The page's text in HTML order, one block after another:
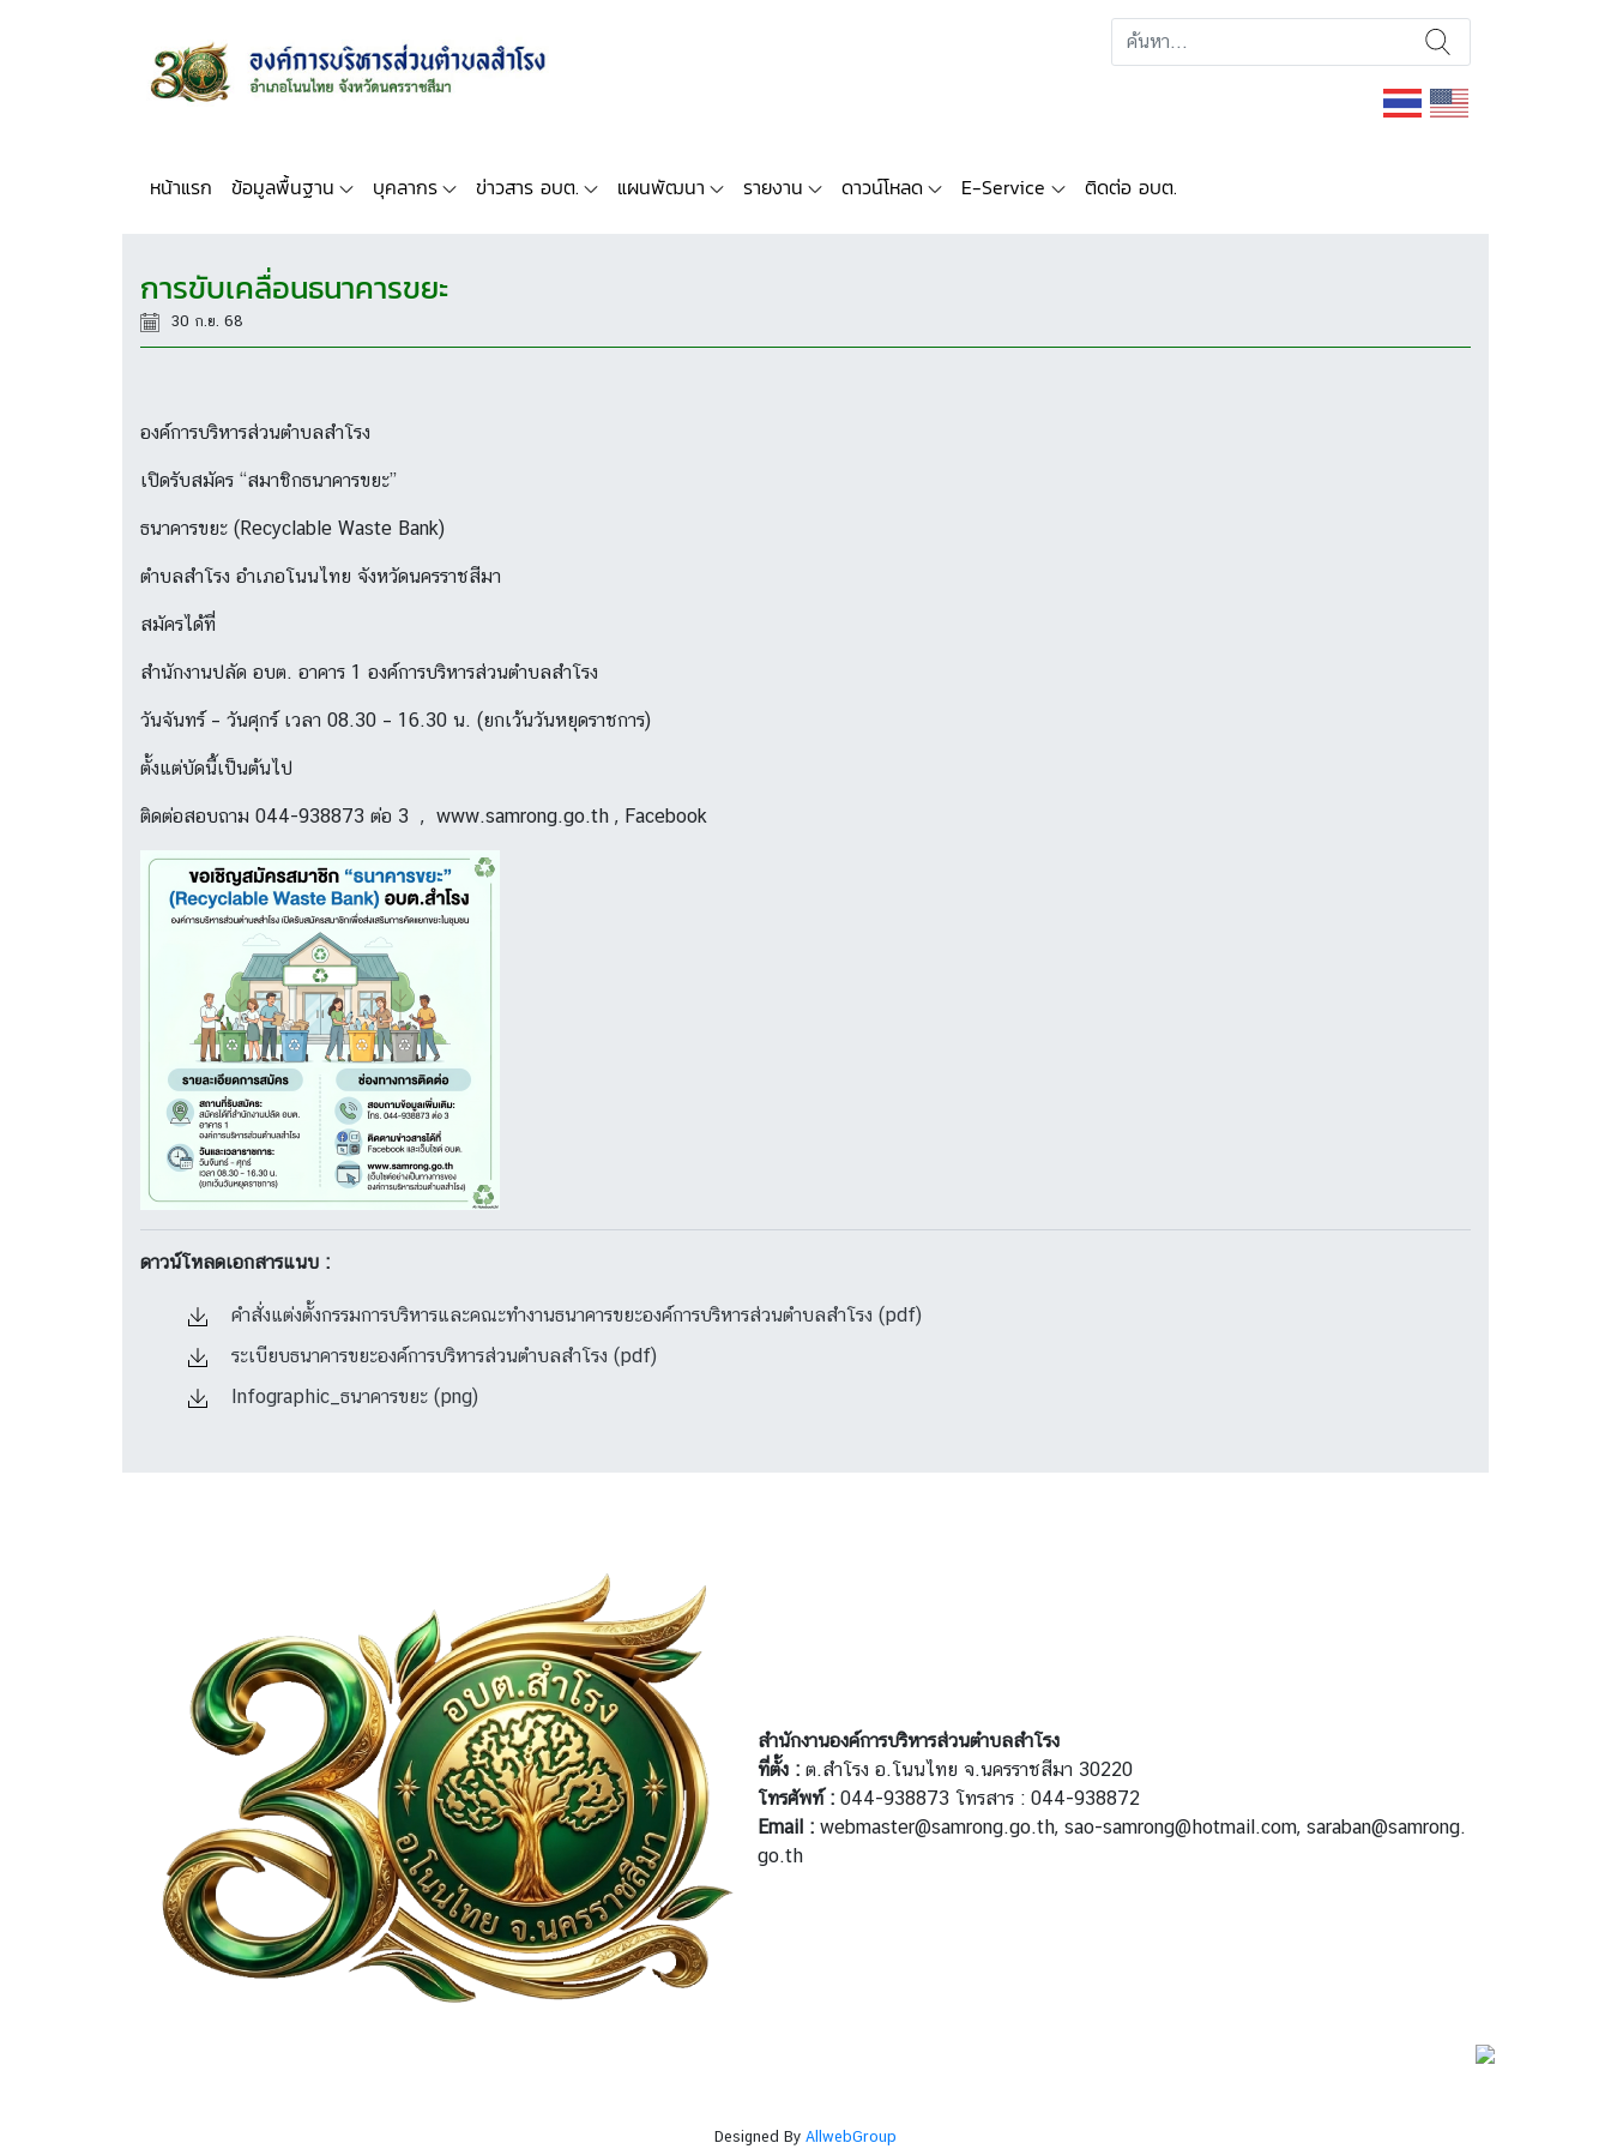
หน้าแรก ข้อมูลพื้นฐาน บุคลากร ข่าวสาร อบต. แผนพัฒนา รายงาน ดาวน์โหลด E-Service ติดต่อ อบต.
การขับเคลื่อนธนาคารขยะ
30 ก.ย. 68
องค์การบริหารส่วนตำบลสำโรง
เปิดรับสมัคร “สมาชิกธนาคารขยะ”
ธนาคารขยะ (Recyclable Waste Bank)
ตำบลสำโรง อำเภอโนนไทย จังหวัดนครราชสีมา
สมัครได้ที่
สำนักงานปลัด อบต. อาคาร 1 องค์การบริหารส่วนตำบลสำโรง
วันจันทร์ – วันศุกร์ เวลา 08.30 – 16.30 น. (ยกเว้นวันหยุดราชการ)
ตั้งแต่บัดนี้เป็นต้นไป
ติดต่อสอบถาม 044-938873 ต่อ 3 , www.samrong.go.th , Facebook
ดาวน์โหลดเอกสารแนบ :
คำสั่งแต่งตั้งกรรมการบริหารและคณะทำงานธนาคารขยะองค์การบริหารส่วนตำบลสำโรง (pdf)
ระเบียบธนาคารขยะองค์การบริหารส่วนตำบลสำโรง (pdf)
Infographic_ธนาคารขยะ (png)
สำนักงานองค์การบริหารส่วนตำบลสำโรง
ที่ตั้ง : ต.สำโรง อ.โนนไทย จ.นครราชสีมา 30220
โทรศัพท์ : 044-938873 โทรสาร : 044-938872
Email : webmaster@samrong.go.th, sao-samrong@hotmail.com, saraban@samrong.
go.th
Designed By AllwebGroup